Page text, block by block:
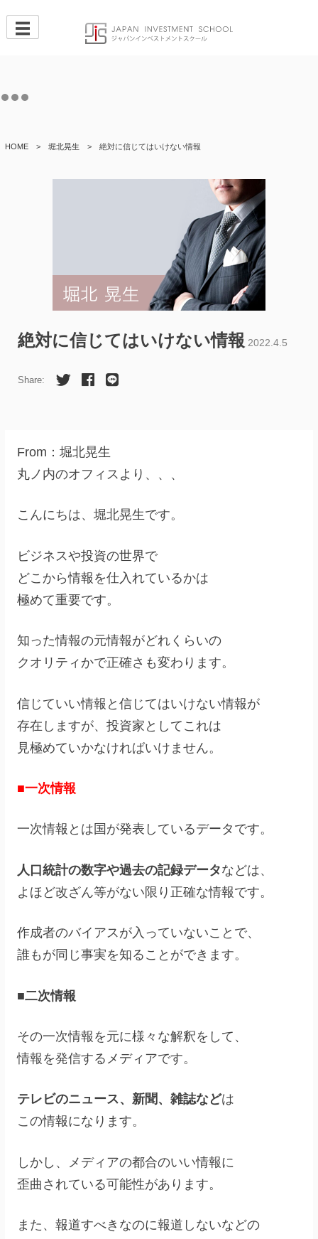
Skip
to
HOME > 堀北晃生 > 絶対に信じてはいけない情報
絶対に信じてはいけない情報 2022.4.5
Share:
From：堀北晃生
丸ノ内のオフィスより、、、
こんにちは、堀北晃生です。
ビジネスや投資の世界で
どこから情報を仕入れているかは
極めて重要です。
知った情報の元情報がどれくらいの
クオリティかで正確さも変わります。
信じていい情報と信じてはいけない情報が
存在しますが、投資家としてこれは
見極めていかなければいけません。
■一次情報
一次情報とは国が発表しているデータです。
人口統計の数字や過去の記録データなどは、
よほど改ざん等がない限り正確な情報です。
作成者のバイアスが入っていないことで、
誰もが同じ事実を知ることができます。
■二次情報
その一次情報を元に様々な解釈をして、
情報を発信するメディアです。
テレビのニュース、新聞、雑誌などは
この情報になります。
しかし、メディアの都合のいい情報に
歪曲されている可能性があります。
また、報道すべきなのに報道しないなどの